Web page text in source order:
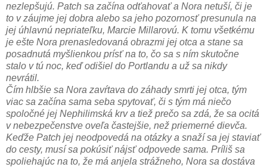
nezlepšujú. Patch sa začína odťahovať a Nora netuší, či je
to v záujme jej dobra alebo sa jeho pozornosť presunula na
jej úhlavnú nepriateľku, Marcie Millarovú. K tomu všetkému
je ešte Nora prenasledovaná obrazmi jej otca a stane sa
posadnutá myšlienkou prísť na to, čo sa s ním skutočne
stalo v tú noc, keď odišiel do Portlandu a už sa nikdy
nevrátil.
Čím hlbšie sa Nora zavŕtava do záhady smrti jej otca, tým
viac sa začína sama seba spytovať, či s tým má niečo
spoločné jej Nephilimská krv a tiež prečo sa zdá, že sa ocitá
v nebezpečenstve oveľa častejšie, než priemerné dievča.
Keďže Patch jej neodpovedá na otázky a snaží sa jej staviať
do cesty, musí sa pokúsiť nájsť odpovede sama. Príliš sa
spoliehajúc na to, že má anjela strážneho, Nora sa dostáva